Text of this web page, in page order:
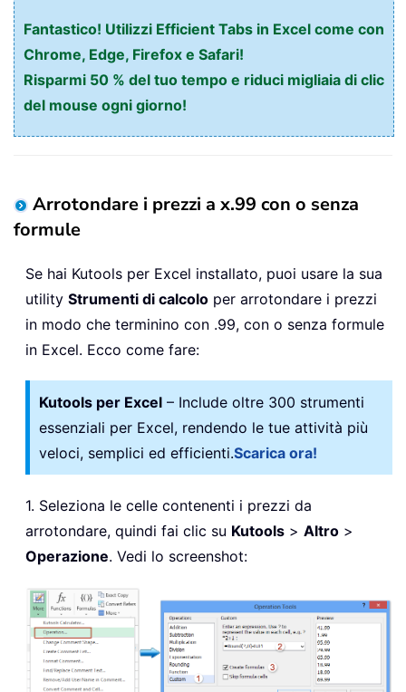
Fantastico! Utilizzi Efficient Tabs in Excel come con
Chrome, Edge, Firefox e Safari!
Risparmi 50 % del tuo tempo e riduci migliaia di clic
del mouse ogni giorno!
Arrotondare i prezzi a x.99 con o senza
formule
Se hai Kutools per Excel installato, puoi usare la sua
utility Strumenti di calcolo per arrotondare i prezzi
in modo che terminino con .99, con o senza formule
in Excel. Ecco come fare:
Kutools per Excel – Include oltre 300 strumenti
essenziali per Excel, rendendo le tue attività più
veloci, semplici ed efficienti.Scarica ora!
1. Seleziona le celle contenenti i prezzi da
arrotondare, quindi fai clic su Kutools > Altro >
Operazione. Vedi lo screenshot: